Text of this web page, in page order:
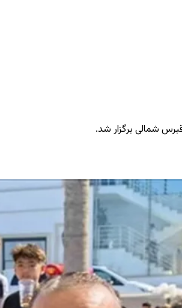
شمالی برگزار شد.